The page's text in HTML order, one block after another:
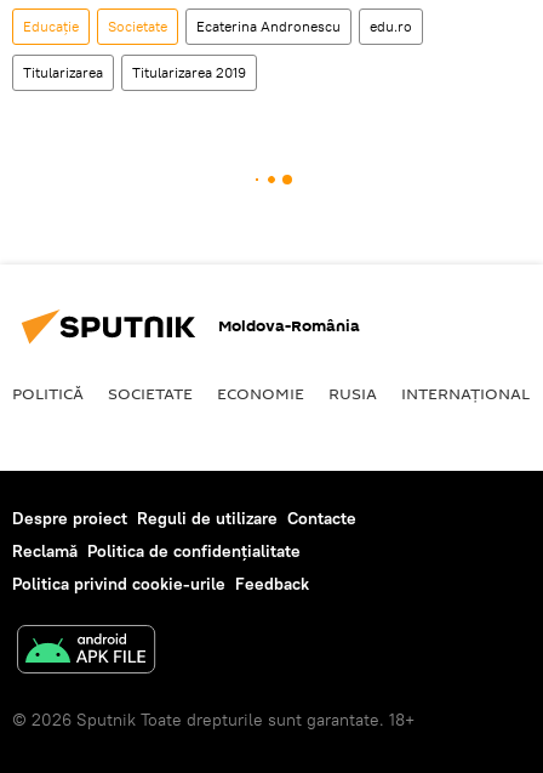
Educație Societate Ecaterina Andronescu edu.ro
Titularizarea Titularizarea 2019
Moldova-România
POLITICĂ SOCIETATE ECONOMIE RUSIA INTERNAŢIONAL
Despre proiect Reguli de utilizare Contacte
Reclamă Politica de confidențialitate
Politica privind cookie-urile Feedback
© 2026 Sputnik Toate drepturile sunt garantate. 18+